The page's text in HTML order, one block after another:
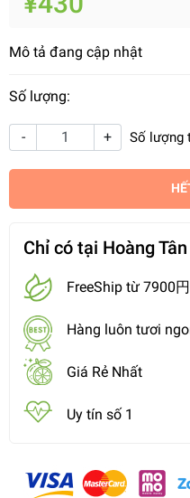
Mô tả đang cập nhật
Số lượng:
- + Số lượng
Chỉ có tại Hoàng
FreeShip từ 7900円
Hàng luôn tươi
Giá Rẻ Nhất
Uy tín số 1